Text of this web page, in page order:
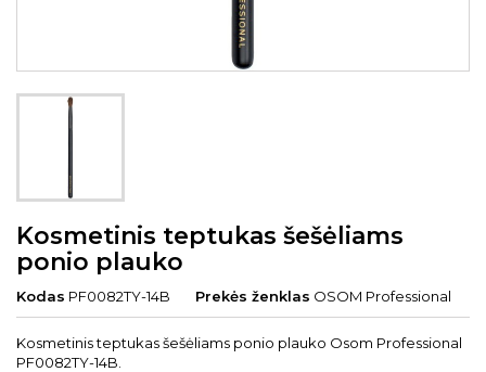
Kosmetinis teptukas šešėliams
ponio plauko
Kodas PF0082TY-14B Prekės ženklas OSOM Professional
Kosmetinis teptukas šešėliams ponio plauko Osom Professional
PF0082TY-14B.